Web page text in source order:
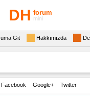
DH forum
mini
Git Hakkımızda
Facebook Google+ Twitter